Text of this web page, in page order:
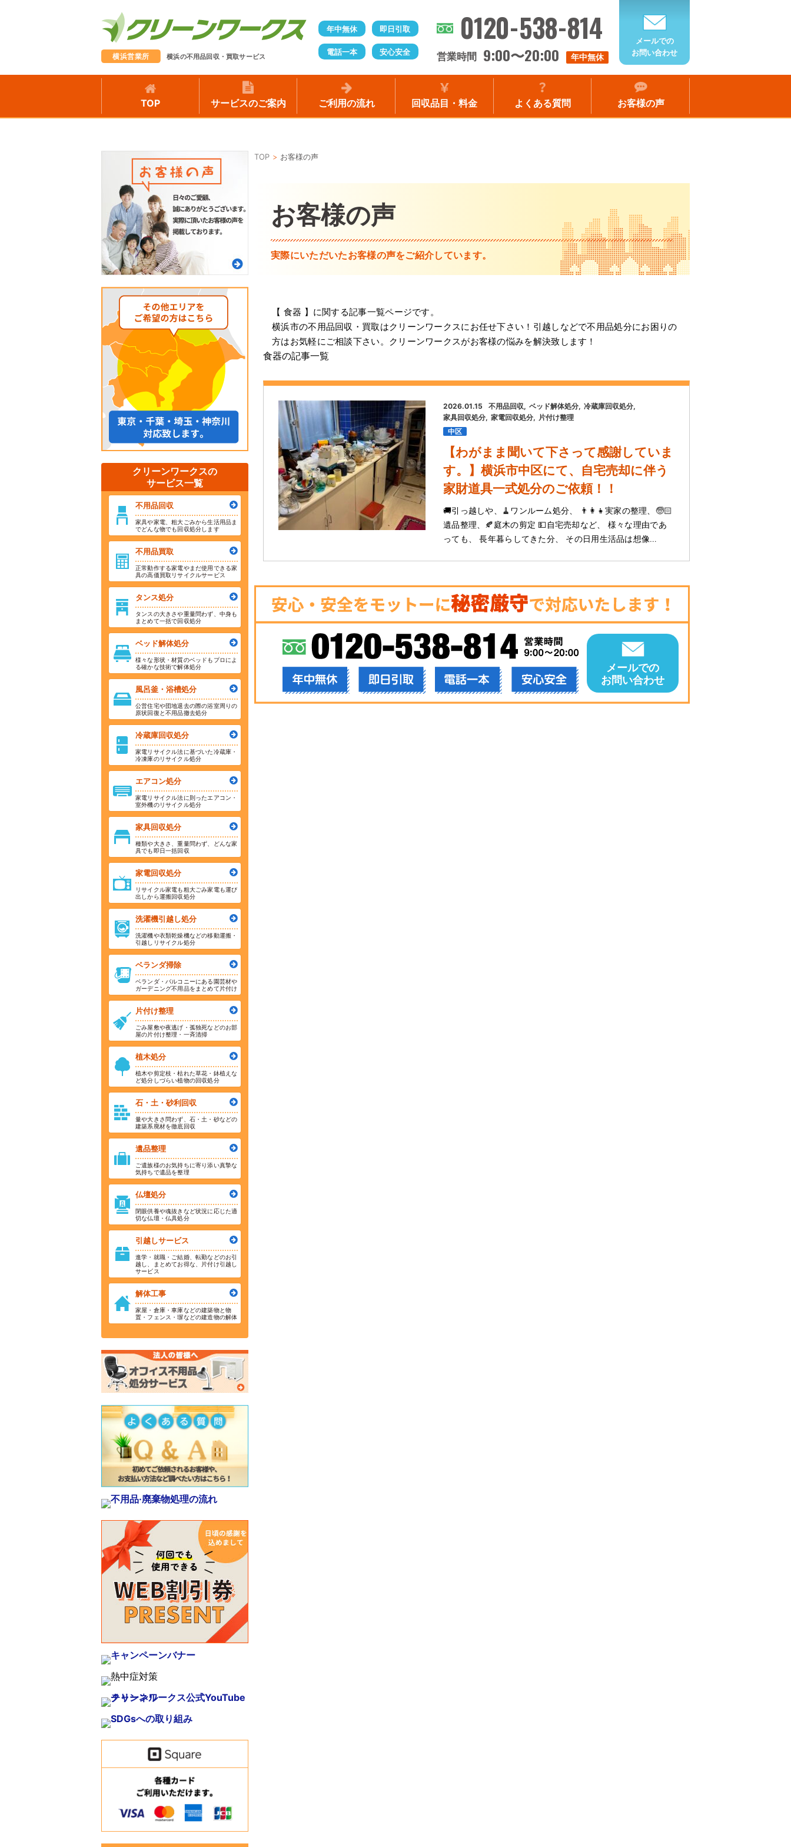
横浜営業所 横浜の不用品回収・買取サービス
年中無休 即日引取
電話一本 安心安全
0120-538-814
営業時間 9:00〜20:00 年中無休
メールでの
お問い合わせ
TOP サービスのご案内 ご利用の流れ 回収品目・料金 よくある質問 お客様の声
TOP お客様の声
お客様の声
実際にいただいたお客様の声をご紹介しています。
【 食器 】に関する記事一覧ページです。
横浜市の不用品回収・買取はクリーンワークスにお任せ下さい！引越しなどで不用品処分にお困りの
方はお気軽にご相談下さい。クリーンワークスがお客様の悩みを解決致します！
食器の記事一覧
2026.01.15 不用品回収 ベッド解体処分 冷蔵庫回収処分
家具回収処分 家電回収処分
片付け整理
中区
【わがまま聞いて下さって感謝していま
す。】横浜市中区にて、自宅売却に伴う
家財道具一式処分のご依頼！！
🚚引っ越しや、🧹ワンルーム処分、 👨‍👩‍👧実家の整理、🧓🏻
遺品整理、🍂庭木の剪定 💵自宅売却など、 様々な理由であ
っても、 長年暮らしてきた分、 その日用生活品は想像…
メールでの
お問い合わせ
クリーンワークスの
サービス一覧
不用品回収
家具や家電、粗大ごみから生活用品ま
でどんな物でも回収処分します
不用品買取
正常動作する家電やまだ使用できる家
具の高価買取リサイクルサービス
タンス処分
タンスの大きさや重量問わず、中身も
まとめて一括で回収処分
ベッド解体処分
様々な形状・材質のベッドもプロによ
る確かな技術で解体処分
風呂釜・浴槽処分
公営住宅や団地退去の際の浴室周りの
原状回復と不用品撤去処分
冷蔵庫回収処分
家電リサイクル法に基づいた冷蔵庫・
冷凍庫のリサイクル処分
エアコン処分
家電リサイクル法に則ったエアコン・
室外機のリサイクル処分
家具回収処分
種類や大きさ、重量問わず、どんな家
具でも即日一括回収
家電回収処分
リサイクル家電も粗大ごみ家電も運び
出しから運搬回収処分
洗濯機引越し処分
洗濯機や衣類乾燥機などの移動運搬・
引越しリサイクル処分
ベランダ掃除
ベランダ・バルコニーにある園芸材や
ガーデニング不用品をまとめて片付け
片付け整理
ごみ屋敷や夜逃げ・孤独死などのお部
屋の片付け整理・一斉清掃
植木処分
植木や剪定枝・枯れた草花・鉢植えな
ど処分しづらい植物の回収処分
石・土・砂利回収
量や大きさ問わず、石・土・砂などの
建築系廃材を徹底回収
遺品整理
ご遺族様のお気持ちに寄り添い真摯な
気持ちで遺品を整理
仏壇処分
閉眼供養や魂抜きなど状況に応じた適
切な仏壇・仏具処分
引越しサービス
進学・就職・ご結婚、転勤などのお引
越し、まとめてお得な、片付け引越し
サービス
解体工事
家屋・倉庫・車庫などの建築物と物
置・フェンス・塀などの建造物の解体